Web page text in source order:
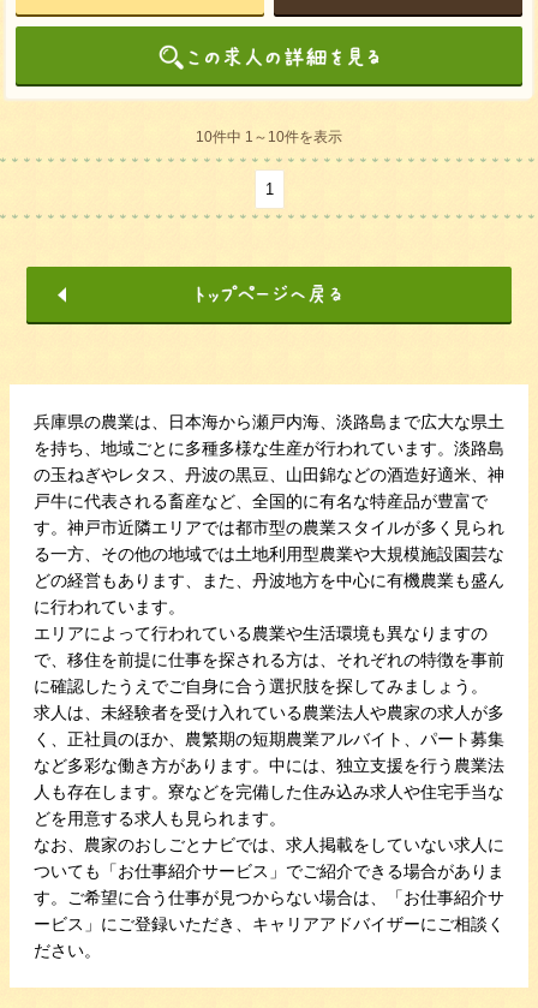
10件中 1～10件を表示
1
兵庫県の農業は、日本海から瀬戸内海、淡路島まで広大な県土
を持ち、地域ごとに多種多様な生産が行われています。淡路島
の玉ねぎやレタス、丹波の黒豆、山田錦などの酒造好適米、神
戸牛に代表される畜産など、全国的に有名な特産品が豊富で
す。神戸市近隣エリアでは都市型の農業スタイルが多く見られ
る一方、その他の地域では土地利用型農業や大規模施設園芸な
どの経営もあります、また、丹波地方を中心に有機農業も盛ん
に行われています。
エリアによって行われている農業や生活環境も異なりますの
で、移住を前提に仕事を探される方は、それぞれの特徴を事前
に確認したうえでご自身に合う選択肢を探してみましょう。
求人は、未経験者を受け入れている農業法人や農家の求人が多
く、正社員のほか、農繁期の短期農業アルバイト、パート募集
など多彩な働き方があります。中には、独立支援を行う農業法
人も存在します。寮などを完備した住み込み求人や住宅手当な
どを用意する求人も見られます。
なお、農家のおしごとナビでは、求人掲載をしていない求人に
ついても「お仕事紹介サービス」でご紹介できる場合がありま
す。ご希望に合う仕事が見つからない場合は、「お仕事紹介サ
ービス」にご登録いただき、キャリアアドバイザーにご相談く
ださい。